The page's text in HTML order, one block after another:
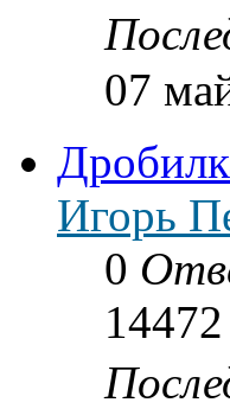
07
Игорь
0
14472